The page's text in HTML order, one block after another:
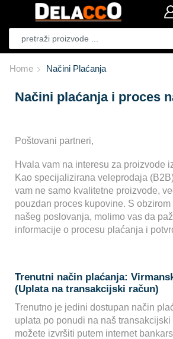
Home Načini Plaćanja
Načini plaćanja i proces
Poštovani partneri,
Hvala vam na interesu za proizvode
Kao specijalizirana veleprodaja
vam ne samo kvalitetne proizvode,
pouzdan proces kupovine. S
našeg poslovanja, molimo vas da
informacije o procesu plaćanja i
Trenutni način plaćanja:
(Uplata na transakcijski račun)
Trenutno je jedini dostupan način
uplata po ponudi na naš
možete izvršiti putem internet